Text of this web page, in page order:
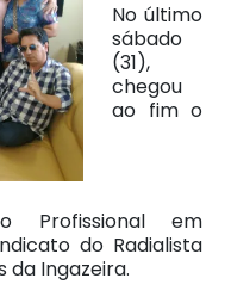
No último
sábado
(31),
chegou
ao fim o
Profissional em
do Radialista
da Ingazeira.